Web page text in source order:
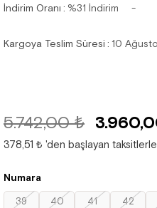
İndirim Oranı : %31 İndirim
Kargoya Teslim Süresi : 10
5.742,00 ₺
378,51 ₺ 'den başlayan taksitlerle
Numara
39 40 41 42